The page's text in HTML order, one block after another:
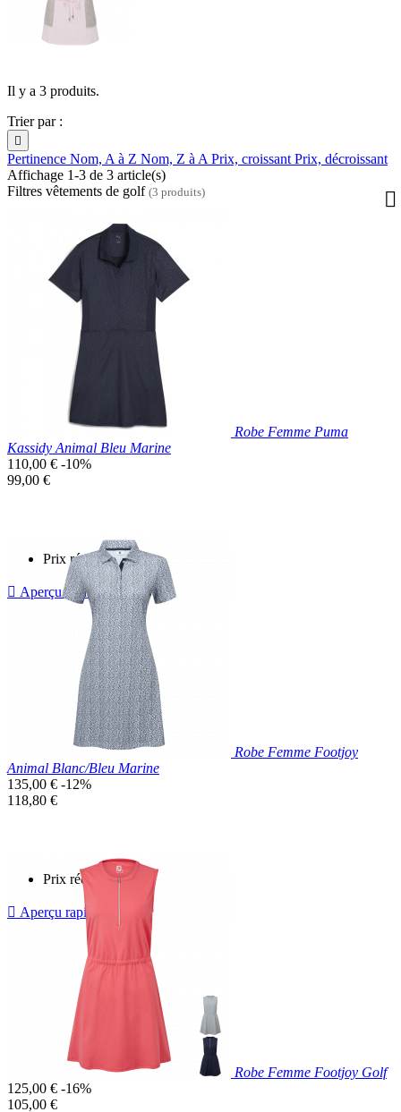
Il y a 3 produits.
Trier par :

Pertinence Nom, A à Z Nom, Z à A Prix, croissant Prix, décroissant
Affichage 1-3 de 3 article(s)
Filtres vêtements de golf (3 produits)
Robe Femme Puma
Kassidy Animal Bleu Marine
Prix
de
110,00 € -10%
Prix
99,00 €
Prix réduit
 Aperçu rapide
Robe Femme Footjoy
Animal Blanc/Bleu Marine
Prix
de
135,00 € -12%
Prix
118,80 €
Prix réduit
 Aperçu rapide
Robe Femme Footjoy Golf
Prix
de
125,00 € -16%
Prix
105,00 €